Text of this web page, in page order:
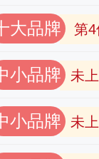
大品牌 第4
小品牌 未
小品牌 未